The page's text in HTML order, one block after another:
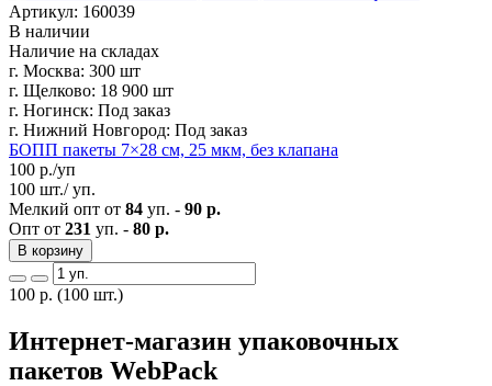
Артикул: 160039
В наличии
Наличие на складах
г. Москва: 300 шт
г. Щелково: 18 900 шт
г. Ногинск: Под заказ
г. Нижний Новгород: Под заказ
БОПП пакеты 7×28 см, 25 мкм, без клапана
100 р./уп
100 шт./ уп.
Мелкий опт от 84 уп. - 90 р.
Опт от 231 уп. - 80 р.
В корзину
100 р. (100 шт.)
Интернет-магазин упаковочных
пакетов WebPack